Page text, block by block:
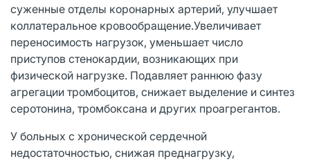
суженные отделы коронарных артерий, улучшает
коллатеральное кровообращение.Увеличивает
переносимость нагрузок, уменьшает число
приступов стенокардии, возникающих при
физической нагрузке. Подавляет раннюю фазу
агрегации тромбоцитов, снижает выделение и синтез
серотонина, тромбоксана и других проагрегантов.
У больных с хронической сердечной
недостаточностью, снижая преднагрузку,